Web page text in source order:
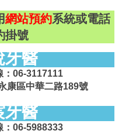
網站預約系統或電話
掛號
牙醫
：06-3117111
康區中華二路189號
牙醫
：06-5988333